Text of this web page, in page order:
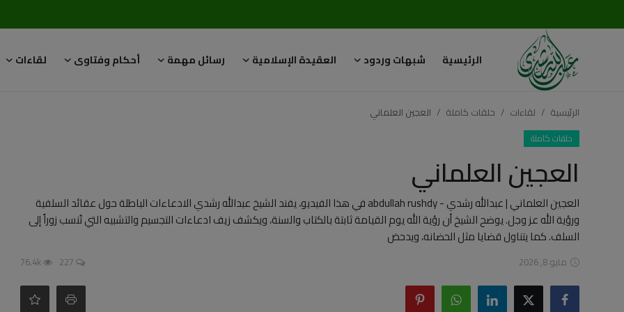
الرئيسية شبهات وردود العقيدة الإسلامية رسائل مهمة أحكام وفتاوى لقاءات
تسجيل
الدخول
شبهات وردود
العقيدة الإسلامية
رسائل مهمة
أحكام وفتاوى
الرئيسية لقاءات حلقات كاملة العجين العلماني
حلقات كاملة
العجين العلماني
العجين العلماني | عبدالله رشدي - abdullah rushdy في هذا الفيديو، يفند الشيخ عبدالله رشدي الادعاءات الباطلة حول عقائد السلفية
ورؤية الله عز وجل. يوضح الشيخ أن رؤية الله يوم القيامة ثابتة بالكتاب والسنة، ويكشف زيف ادعاءات التجسيم والتشبيه التي تُنسب زوراً إلى
السلف. كما يتناول قضايا مثل الحضانه، ويدحض
مايو 8, 2026 227
76.4k